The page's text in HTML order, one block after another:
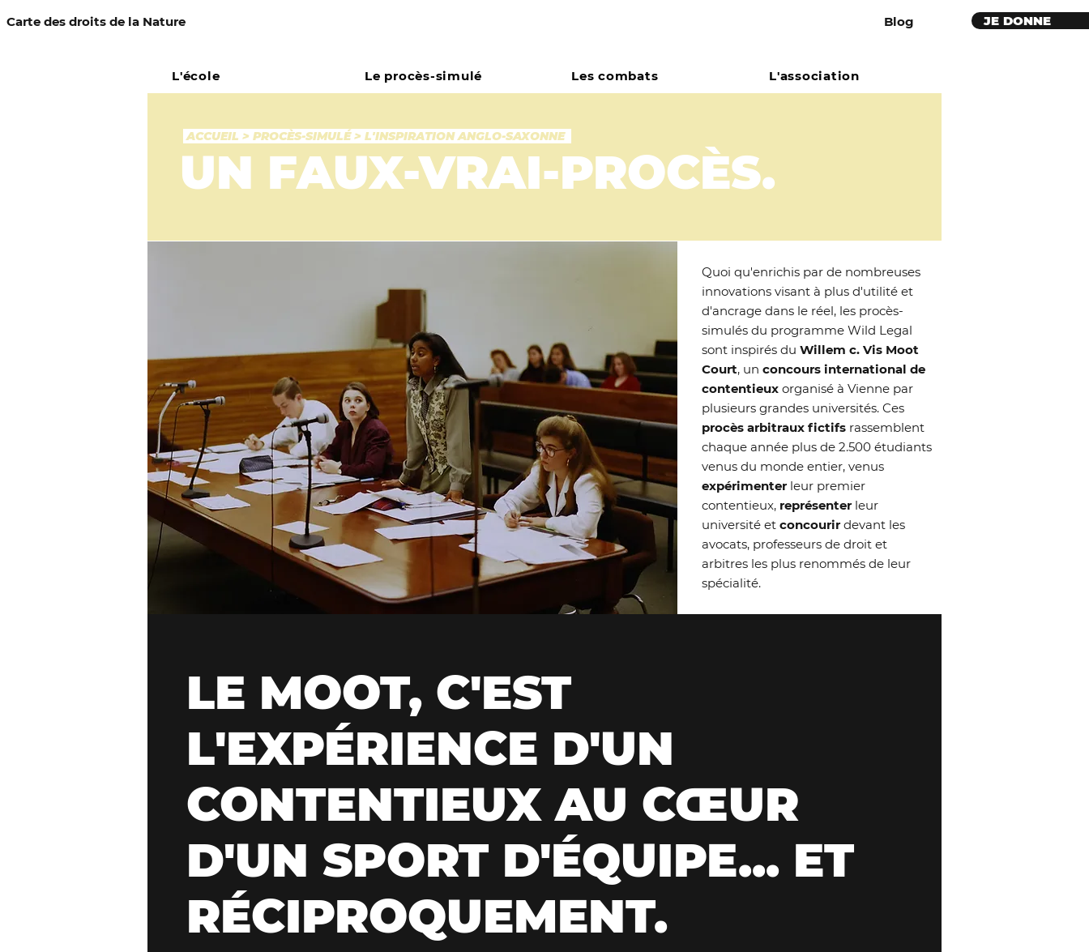
Carte des droits de la Nature JE DONNE
Blog
Quoi qu'enrichis par de nombreuses
innovations visant à plus d'utilité et
d'ancrage dans le réel, les procès-
simulés du programme Wild Legal
sont inspirés du Willem c. Vis Moot
Court, un concours international de
contentieux organisé à Vienne par
plusieurs grandes universités. Ces
procès arbitraux fictifs rassemblent
chaque année plus de 2.500 étudiants
venus du monde entier, venus
expérimenter leur premier
contentieux, représenter leur
université et concourir devant les
avocats, professeurs de droit et
arbitres les plus renommés de leur
spécialité.
UN FAUX-VRAI-PROCÈS.
ACCUEIL > PROCÈS-SIMULÉ> L'INSPIRATION ANGLO-SAXONNE
LE MOOT, C'EST
L'EXPÉRIENCE D'UN
CONTENTIEUX AU CŒUR
D'UN SPORT D'ÉQUIPE... ET
RÉCIPROQUEMENT.
L'école Le procès-simulé Les combats L'association